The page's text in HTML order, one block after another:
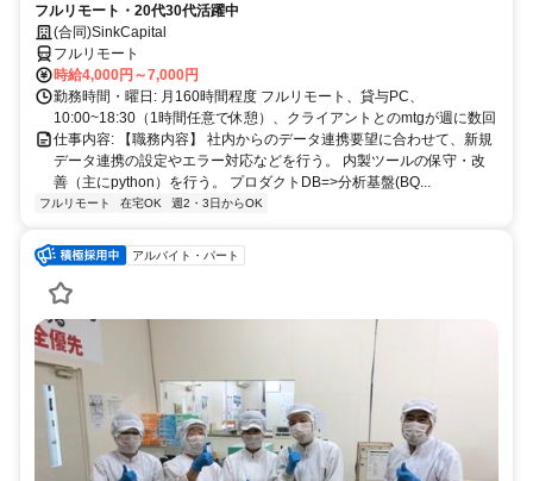
フルリモート・20代30代活躍中
(合同)SinkCapital
フルリモート
時給4,000円～7,000円
勤務時間・曜日: 月160時間程度 フルリモート、貸与PC、
10:00~18:30（1時間任意で休憩）、クライアントとのmtgが週に数回
仕事内容: 【職務内容】 社内からのデータ連携要望に合わせて、新規
データ連携の設定やエラー対応などを行う。 内製ツールの保守・改
善（主にpython）を行う。 プロダクトDB=>分析基盤(BQ...
フルリモート 在宅OK 週2・3日からOK
アルバイト・パート